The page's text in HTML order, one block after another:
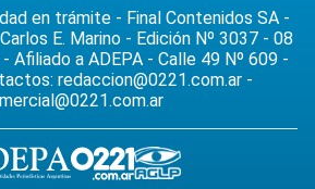
en trámite - Final Contenidos SA -
E. Marino - Edición Nº 3037 - 08
Afiliado a ADEPA - Calle 49 Nº 609 -
redaccion@0221.com.ar -